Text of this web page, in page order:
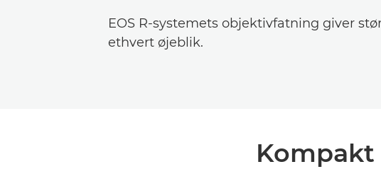
EOS R-systemets objektivfatning giver
ethvert øjeblik.